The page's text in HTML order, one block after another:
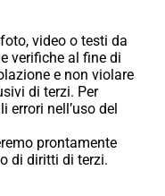
video o testi da
verifiche al fine di
e non violare
di terzi. Per
errori nell’uso del
prontamente
di diritti di terzi.